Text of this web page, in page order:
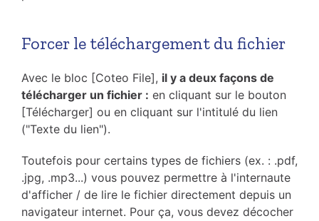
Forcer le téléchargement du fichier
Avec le bloc [Coteo File], il y a deux façons de
télécharger un fichier : en cliquant sur le bouton
[Télécharger] ou en cliquant sur l'intitulé du lien
("Texte du lien").
Toutefois pour certains types de fichiers (ex. : .pdf,
.jpg, .mp3...) vous pouvez permettre à l'internaute
d'afficher / de lire le fichier directement depuis un
navigateur internet. Pour ça, vous devez décocher